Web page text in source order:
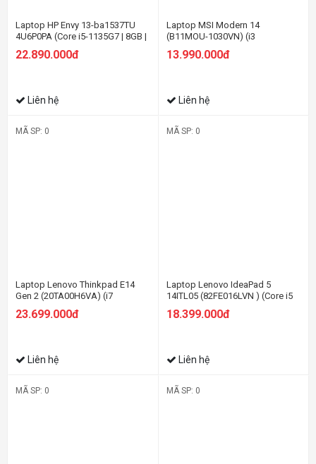
Laptop HP Envy 13-ba1537TU
4U6P0PA (Core i5-1135G7 | 8GB |
256GB | Intel® Iris® Xe | 13.3 inch
FHD | Win 11 | Vàng)
22.890.000đ
Liên hệ
Laptop MSI Modern 14
(B11MOU-1030VN) (i3
1115G4/8GB
RAM/256GBSSD/14.0 inch
13.990.000đ
Liên hệ
MÃ SP: 0
Laptop Lenovo Thinkpad E14
Gen 2 (20TA00H6VA) (i7
SSD/14 FHD/Non OS/Đen)
23.699.000đ
Liên hệ
MÃ SP: 0
Laptop Lenovo IdeaPad 5
14ITL05 (82FE016LVN ) (Core i5
SSD/14 FHD/Win11/Xám)
18.399.000đ
Liên hệ
MÃ SP: 0 MÃ SP: 0